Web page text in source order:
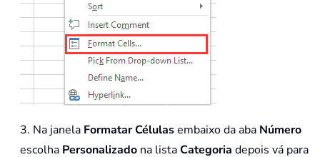
3. Na janela Formatar Célulasembaixo da aba Número
escolha Personalizado na listaCategoria depois vá para